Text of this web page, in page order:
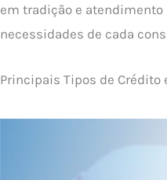
em tradição e atendimento
necessidades de cada
Principais Tipos de Crédito